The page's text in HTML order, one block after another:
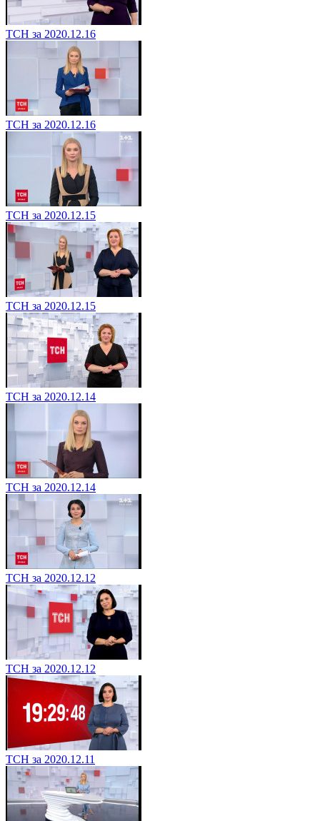
ТСН за 2020.12.16
ТСН за 2020.12.16
ТСН за 2020.12.15
ТСН за 2020.12.15
ТСН за 2020.12.14
ТСН за 2020.12.14
ТСН за 2020.12.12
ТСН за 2020.12.12
ТСН за 2020.12.11